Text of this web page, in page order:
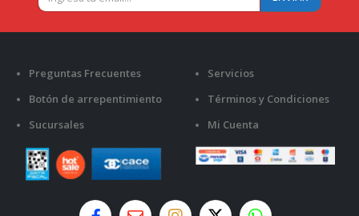
Preguntas Frecuentes
Botón de arrepentimiento
Sucursales
Servicios
Términos y Condiciones
Mi Cuenta